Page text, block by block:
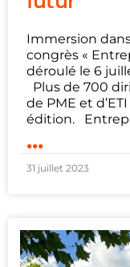
Immersion
congrès «
déroulé le 6
Plus de 700
de PME et
édition.
...
31 juillet 2023